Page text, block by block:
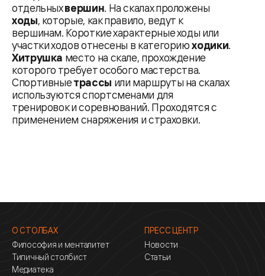
отдельныхвершин. На скалах проложены
ходы, которые, как правило, ведут к
вершинам. Короткие характерные ходы или
участки ходов отнесены в категориюходики.
Хитрушка место на скале, прохождение
которого требует особого мастерства.
Спортивныетрассы или маршруты на скалах
используются спортсменами для
тренировок и соревнований. Проходятся с
применением снаряжения и страховки.
О СТОЛБАХ
Философия и менталитет
Типичный столбист
Медиатека
ПРЕСС ЦЕНТР
Новости
Статьи